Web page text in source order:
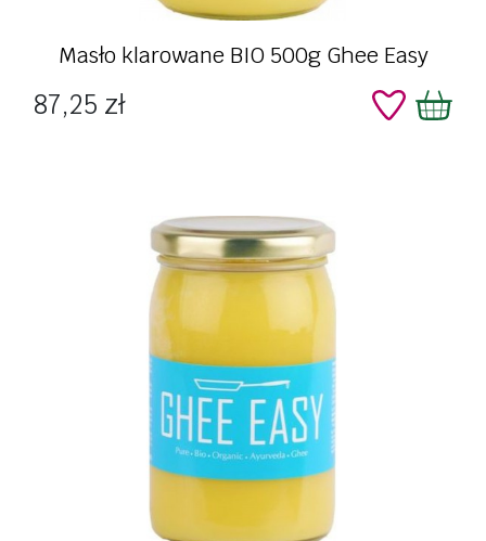
Masło klarowane BIO 500g Ghee Easy
Cena
87,25 zł